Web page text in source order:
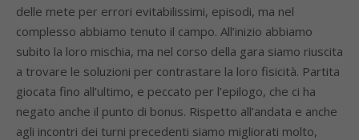
delle mete per errori evitabilissimi, episodi, ma nel
complesso abbiamo tenuto il campo. All’inizio abbiamo
subito la loro mischia, ma nel corso della gara siamo riuscita
a trovare le soluzioni per contrastare la loro fisicità. Partita
giocata fino all’ultimo, e peccato per l’epilogo, che ci ha
negato anche il punto di bonus. Rispetto all’andata e anche
agli incontri dei turni precedenti siamo migliorati molto,